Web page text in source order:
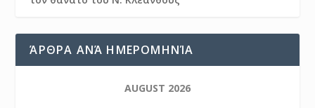
ΆΡΘΡΑ ΑΝΆ ΗΜΕΡΟΜΗΝΊΑ
AUGUST 2026